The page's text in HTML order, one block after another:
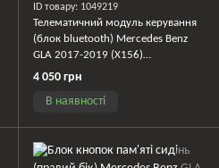
ID товару: 1049219
Телематичний модуль керування
(блок bluetooth) Mercedes Benz
GLA 2017-2019 (X156)
A2139003917
4 050 грн
В наявності